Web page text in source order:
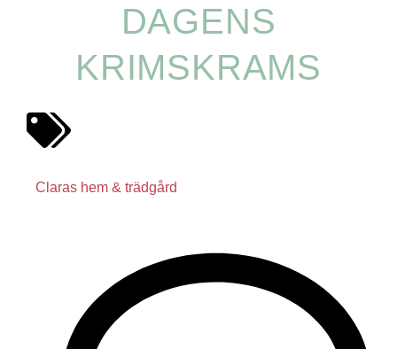
DAGENS
KRIMSKRAMS
Claras hem & trädgård